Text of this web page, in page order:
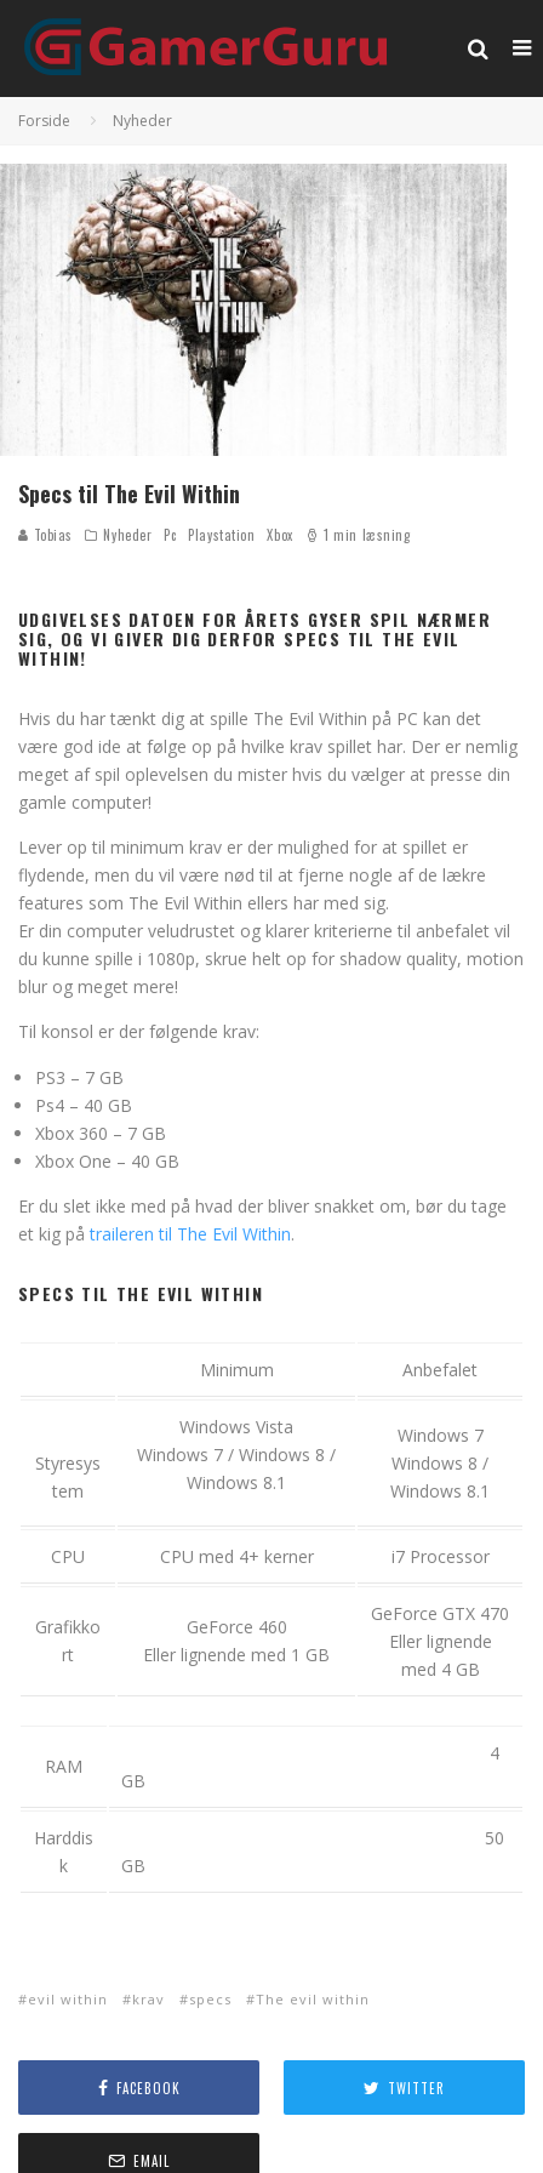
Forside Nyheder
Specs til The Evil Within
Tobias Nyheder Pc Playstation Xbox 1 min læsning
UDGIVELSES DATOEN FOR ÅRETS GYSER SPIL NÆRMER
SIG, OG VI GIVER DIG DERFOR SPECS TIL THE EVIL
WITHIN!
Hvis du har tænkt dig at spille The Evil Within på PC kan det
være god ide at følge op på hvilke krav spillet har. Der er nemlig
meget af spil oplevelsen du mister hvis du vælger at presse din
gamle computer!
Lever op til minimum krav er der mulighed for at spillet er
flydende, men du vil være nød til at fjerne nogle af de lækre
features som The Evil Within ellers har med sig.
Er din computer veludrustet og klarer kriterierne til anbefalet vil
du kunne spille i 1080p, skrue helt op for shadow quality, motion
blur og meget mere!
Til konsol er der følgende krav:
PS3 – 7 GB
Ps4 – 40 GB
Xbox 360 – 7 GB
Xbox One – 40 GB
Er du slet ikke med på hvad der bliver snakket om, bør du tage
et kig påtraileren til The Evil Within.
SPECS TIL THE EVIL WITHIN
Minimum Anbefalet
Styresys
tem
Windows Vista
Windows 7 / Windows 8 /
Windows 8.1
Windows 7
Windows 8 /
Windows 8.1
CPU CPU med 4+ kerner i7 Processor
Grafikko
rt
GeForce 460
Eller lignende med 1 GB
GeForce GTX 470
Eller lignende
med 4 GB
RAM
4
GB
Harddis
k
50
GB
evil within krav specs The evil within
FACEBOOK TWITTER
EMAIL